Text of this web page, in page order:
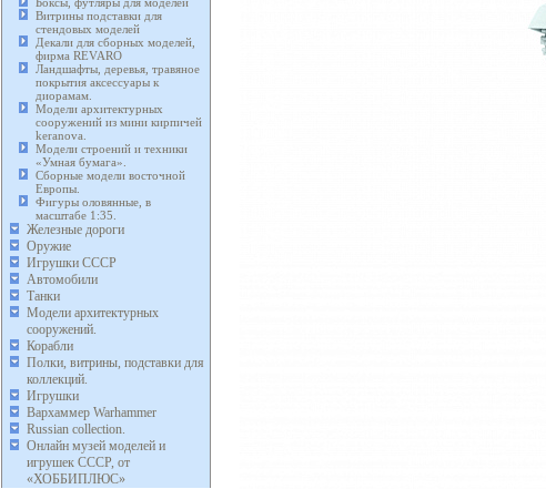
Витрины подставки для
стендовых моделей
Декали для сборных моделей,
фирма REVARO
Ландшафты, деревья, травяное
покрытия аксессуары к
диорамам.
Модели архитектурных
сооружений из мини кирпичей
keranova.
Модели строений и техники
«Умная бумага».
Сборные модели восточной
Европы.
Фигуры оловянные, в
масштабе 1:35.
Железные дороги
Оружие
Игрушки СССР
Автомобили
Танки
Модели архитектурных
сооружений.
Корабли
Полки, витрины, подставки для
коллекций.
Игрушки
Вархаммер Warhammer
Russian collection.
Онлайн музей моделей и
игрушек СССР, от
«ХОББИПЛЮС»